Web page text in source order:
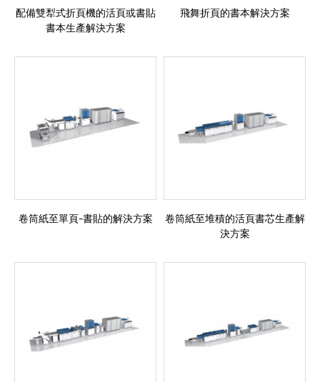
配備雙犁式折頁機的活頁或書貼
書本生產解決方案
飛舞折頁的書本解決方案
卷筒紙至單頁-書貼的解決方案
卷筒紙至堆積的活頁書芯生產解
決方案